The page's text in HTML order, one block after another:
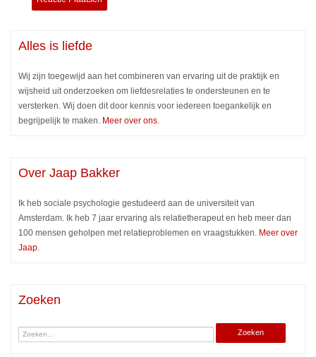
Alles is liefde
Wij zijn toegewijd aan het combineren van ervaring uit de praktijk en
wijsheid uit onderzoeken om liefdesrelaties te ondersteunen en te
versterken. Wij doen dit door kennis voor iedereen toegankelijk en
begrijpelijk te maken. Meer over ons.
Over Jaap Bakker
Ik heb sociale psychologie gestudeerd aan de universiteit van
Amsterdam. Ik heb 7 jaar ervaring als relatietherapeut en heb meer dan
100 mensen geholpen met relatieproblemen en vraagstukken. Meer over
Jaap.
Zoeken